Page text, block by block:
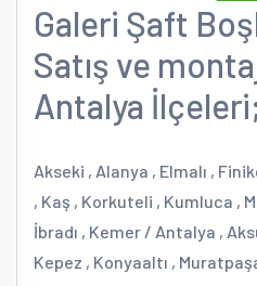
Galeri Şaft
Satış ve
Antalya
Akseki , Alanya , Elmalı ,
, Kaş , Korkuteli , Kumluca ,
İbradı , Kemer / Antalya ,
Kepez , Konyaaltı ,